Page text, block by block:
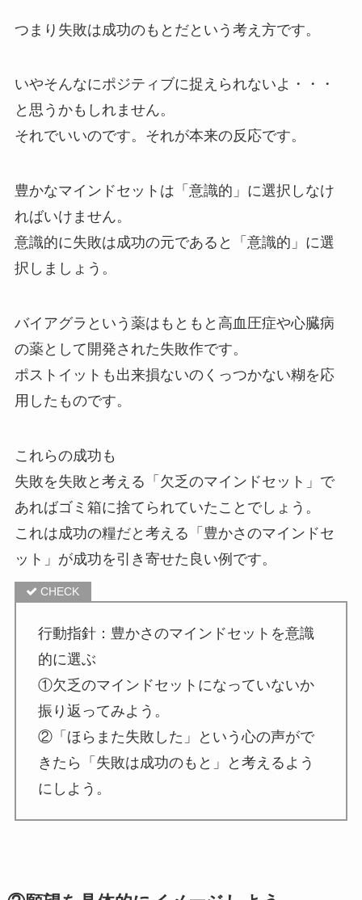
つまり失敗は成功のもとだという考え方です。
いやそんなにポジティブに捉えられないよ・・・
と思うかもしれません。
それでいいのです。それが本来の反応です。
豊かなマインドセットは「意識的」に選択しなけ
ればいけません。
意識的に失敗は成功の元であると「意識的」に選
択しましょう。
バイアグラという薬はもともと高血圧症や心臓病
の薬として開発された失敗作です。
ポストイットも出来損ないのくっつかない糊を応
用したものです。
これらの成功も
失敗を失敗と考える「欠乏のマインドセット」で
あればゴミ箱に捨てられていたことでしょう。
これは成功の糧だと考える「豊かさのマインドセ
ット」が成功を引き寄せた良い例です。
行動指針：豊かさのマインドセットを意識
的に選ぶ
①欠乏のマインドセットになっていないか
振り返ってみよう。
②「ほらまた失敗した」という心の声がで
きたら「失敗は成功のもと」と考えるよう
にしよう。